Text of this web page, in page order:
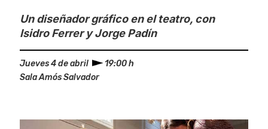
Un diseñador gráfico en el teatro, con
Isidro Ferrer y Jorge Padín
Jueves 4 de abril
19:00 h
Sala Amós Salvador